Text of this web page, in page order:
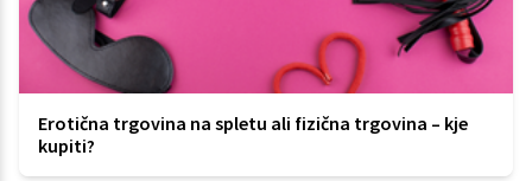
Erotična trgovina na spletu ali fizična trgovina – kje
kupiti?